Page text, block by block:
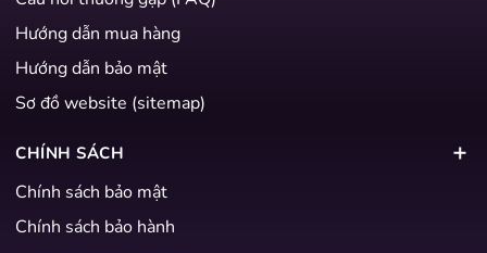
Hướng dẫn mua hàng
Hướng dẫn bảo mật
Sơ đồ website (sitemap)
CHÍNH SÁCH
Chính sách bảo mật
Chính sách bảo hành